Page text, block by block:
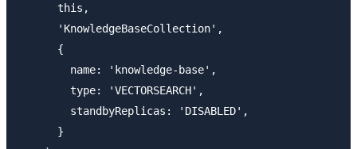
      this,
      'KnowledgeBaseCollection',
      {
        name: 'knowledge-base',
        type: 'VECTORSEARCH',
        standbyReplicas: 'DISABLED',
      }